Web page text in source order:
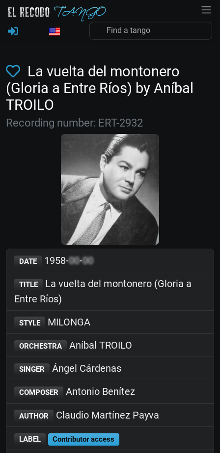
La vuelta del montonero
(Gloria a Entre Ríos) by Aníbal
TROILO
Recording number: ERT-2932
DATE 1958-00-00
TITLE
La vuelta del montonero (Gloria a
Entre Ríos)
STYLE MILONGA
ORCHESTRA Aníbal TROILO
SINGER Ángel Cárdenas
COMPOSER Antonio Benítez
AUTHOR Claudio Martínez Payva
LABEL Contributor access